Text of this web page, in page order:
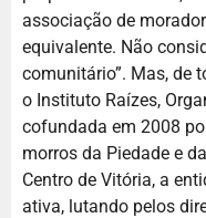
associação de
equivalente. Não
comunitário”. Mas, de
o Instituto Raízes,
cofundada em 2008
morros da Piedade e
Centro de Vitória, a
ativa, lutando pelos